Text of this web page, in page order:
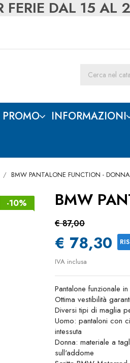
FERIE DAL 15
PROMO INFORMAZIONI
BMW PANTALONE FUNCTION - DONNA
-10% BMW
€ 87,00
€ 78,30
IVA inclusa
Pantalone funzionale
Ottima vestibilità
Diversi tipi di maglia
Uomo: pantaloni con
intessuta
Donna: materiale a
sull'addome